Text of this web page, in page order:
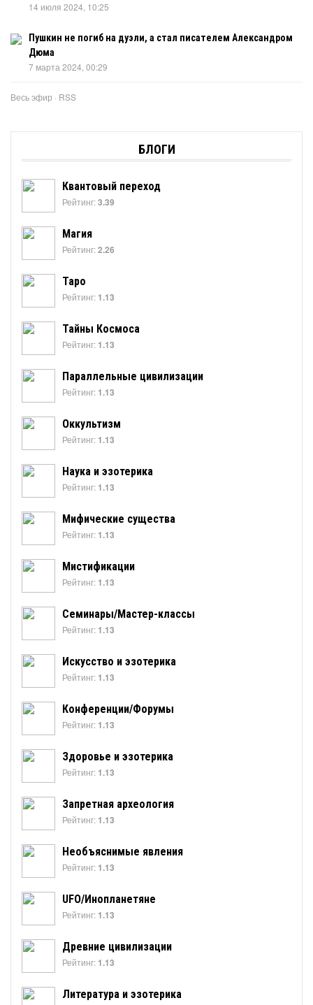
14 июля 2024, 10:25
Пушкин не погиб на дуэли, а стал писателем Александром
Дюма
7 марта 2024, 00:29
Весь эфир · RSS
БЛОГИ
Квантовый переход
Рейтинг:3.39
Магия
Рейтинг:2.26
Таро
Рейтинг: 1.13
Тайны Космоса
Рейтинг: 1.13
Параллельные цивилизации
Рейтинг: 1.13
Оккультизм
Рейтинг: 1.13
Наука и эзотерика
Рейтинг: 1.13
Мифические существа
Рейтинг: 1.13
Мистификации
Рейтинг: 1.13
Семинары/Мастер-классы
Рейтинг: 1.13
Искусство и эзотерика
Рейтинг: 1.13
Конференции/Форумы
Рейтинг: 1.13
Здоровье и эзотерика
Рейтинг: 1.13
Запретная археология
Рейтинг: 1.13
Необъяснимые явления
Рейтинг: 1.13
UFO/Инопланетяне
Рейтинг: 1.13
Древние цивилизации
Рейтинг: 1.13
Литература и эзотерика